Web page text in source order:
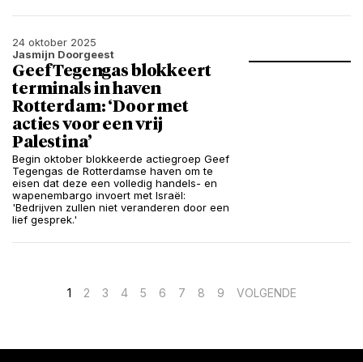
24 oktober 2025
Jasmijn Doorgeest
Geef Tegengas blokkeert
terminals in haven
Rotterdam: ‘Door met
acties voor een vrij
Palestina’
Begin oktober blokkeerde actiegroep Geef
Tegengas de Rotterdamse haven om te
eisen dat deze een volledig handels- en
wapenembargo invoert met Israël:
'Bedrijven zullen niet veranderen door een
lief gesprek.'
Berichten
1 2 3 4 5 6 7 8 9 VOLGENDE